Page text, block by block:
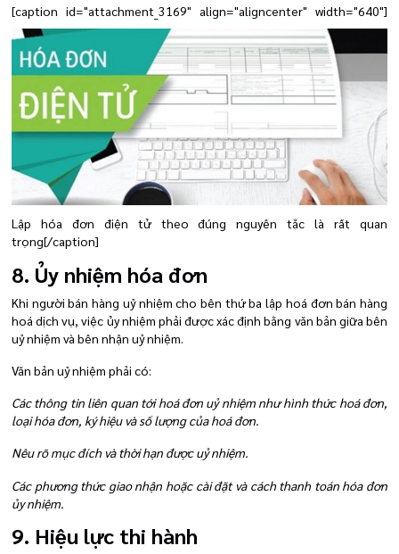
[caption id="attachment_3169" align="aligncenter" width="640"]
Lập hóa đơn điện tử theo đúng nguyên tắc là rất quan
trọng[/caption]
8. Ủy nhiệm hóa đơn
Khi người bán hàng uỷ nhiệm cho bên thứ ba lập hoá đơn bán hàng
hoá dịch vụ, việc ủy nhiệm phải được xác định bằng văn bản giữa bên
uỷ nhiệm và bên nhận uỷ nhiệm.
Văn bản uỷ nhiệm phải có:
Các thông tin liên quan tới hoá đơn uỷ nhiệm như hình thức hoá đơn,
loại hóa đơn, ký hiệu và số lượng của hoá đơn.
Nêu rõ mục đích và thời hạn được uỷ nhiệm.
Các phương thức giao nhận hoặc cài đặt và cách thanh toán hóa đơn
ủy nhiệm.
9. Hiệu lực thi hành